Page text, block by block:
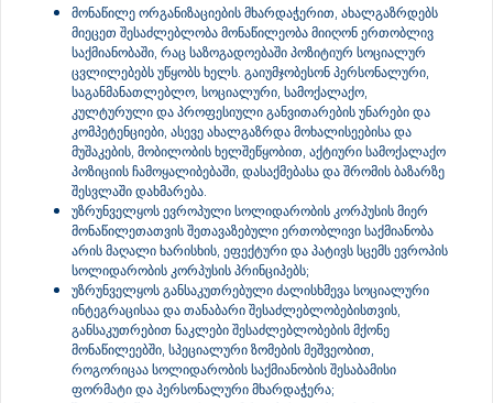
მონაწილე ორგანიზაციების მხარდაჭერით, ახალგაზრდებს
მიეცეთ შესაძლებლობა მონაწილეობა მიიღონ ერთობლივ
საქმიანობაში, რაც საზოგადოებაში პოზიტიურ სოციალურ
ცვლილებებს უწყობს ხელს. გაიუმჯობესონ პერსონალური,
საგანმანათლებლო, სოციალური, სამოქალაქო,
კულტურული და პროფესიული განვითარების უნარები და
კომპეტენციები, ასევე ახალგაზრდა მოხალისეებისა და
მუშაკების, მობილობის ხელშეწყობით, აქტიური სამოქალაქო
პოზიციის ჩამოყალიბებაში, დასაქმებასა და შრომის ბაზარზე
შესვლაში დახმარება.
უზრუნველყოს ევროპული სოლიდარობის კორპუსის მიერ
მონაწილეთათვის შეთავაზებული ერთობლივი საქმიანობა
არის მაღალი ხარისხის, ეფექტური და პატივს სცემს ევროპის
სოლიდარობის კორპუსის პრინციპებს;
უზრუნველყოს განსაკუთრებული ძალისხმევა სოციალური
ინტეგრაცისაა და თანაბარი შესაძლებლობებისთვის,
განსაკუთრებით ნაკლები შესაძლებლობების მქონე
მონაწილეებში, სპეციალური ზომების მეშვეობით,
როგორიცაა სოლიდარობის საქმიანობის შესაბამისი
ფორმატი და პერსონალური მხარდაჭერა;